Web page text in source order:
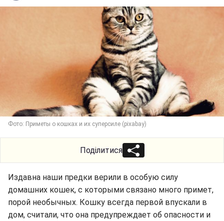
Фото: Приметы о кошках и их суперсиле (pixabay)
Поділитися
Издавна наши предки верили в особую силу
домашних кошек, с которыми связано много примет,
порой необычных. Кошку всегда первой впускали в
дом, считали, что она предупреждает об опасности и